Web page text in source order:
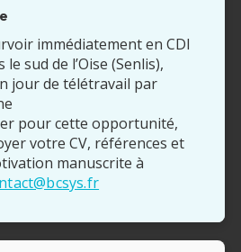
immédiatement en CDI
sud de l’Oise (Senlis),
jour de télétravail par
pour cette opportunité,
votre CV, références et
manuscrite à